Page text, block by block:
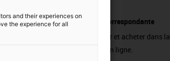
pilotage correspondante
A découvrir et acheter dans la
boutique en ligne.
and their experiences on
the experience for all